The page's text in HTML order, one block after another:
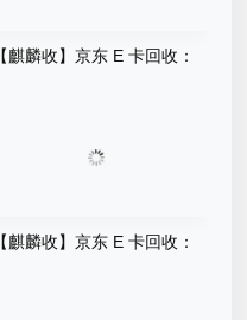
【麒麟收】京东 E 卡回收：
【麒麟收】京东 E 卡回收：